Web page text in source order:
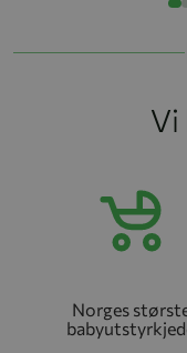
Vi
Norges